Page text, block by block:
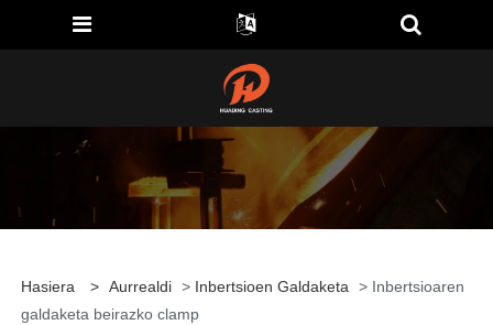
Hasiera > Aurrealdi > Inbertsioen Galdaketa > Inbertsioaren
galdaketa beirazko clamp